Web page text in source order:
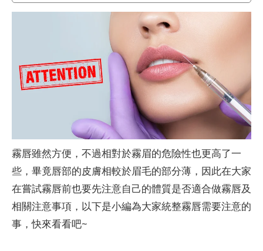
霧唇雖然方便，不過相對於霧眉的危險性也更高了一
些，畢竟唇部的皮膚相較於眉毛的部分薄，因此在大家
在嘗試霧唇前也要先注意自己的體質是否適合做霧唇及
相關注意事項，以下是小編為大家統整霧唇需要注意的
事，快來看看吧~